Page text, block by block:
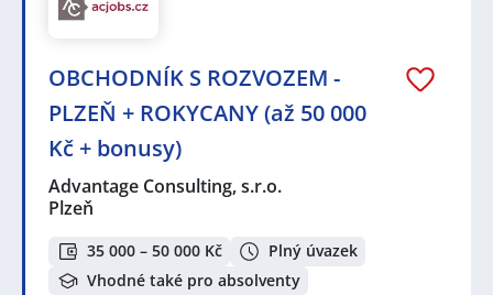
OBCHODNÍK S ROZVOZEM -
PLZEŇ + ROKYCANY (až 50 000
Kč + bonusy)
Advantage Consulting, s.r.o.
Plzeň
35 000 – 50 000 Kč
Plný úvazek
Vhodné také pro absolventy